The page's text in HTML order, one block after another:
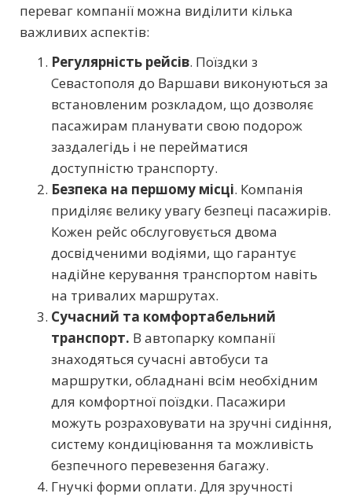
переваг компанії можна виділити кілька
важливих аспектів:
Регулярність рейсів. Поїздки з
Севастополя до Варшави виконуються за
встановленим розкладом, що дозволяє
пасажирам планувати свою подорож
заздалегідь і не перейматися
доступністю транспорту.
Безпека на першому місці. Компанія
приділяє велику увагу безпеці пасажирів.
Кожен рейс обслуговується двома
досвідченими водіями, що гарантує
надійне керування транспортом навіть
на тривалих маршрутах.
Сучасний та комфортабельний
транспорт. В автопарку компанії
знаходяться сучасні автобуси та
маршрутки, обладнані всім необхідним
для комфортної поїздки. Пасажири
можуть розраховувати на зручні сидіння,
систему кондиціювання та можливість
безпечного перевезення багажу.
Гнучкі форми оплати. Для зручності